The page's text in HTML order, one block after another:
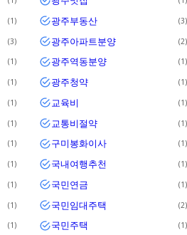
1 광주부동산 3
3 광주아파트분양 2
1 광주역동분양 1
1 광주청약 1
1 교육비 1
1 교통비절약 1
1 구미봉화이사 1
1 국내여행추천 1
1 국민연금 1
1 국민임대주택 2
1 국민주택 1